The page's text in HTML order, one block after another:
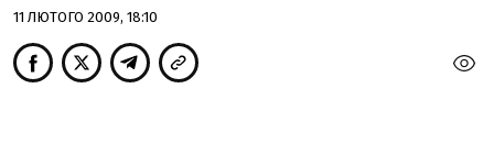
11 ЛЮТОГО 2009, 18:10